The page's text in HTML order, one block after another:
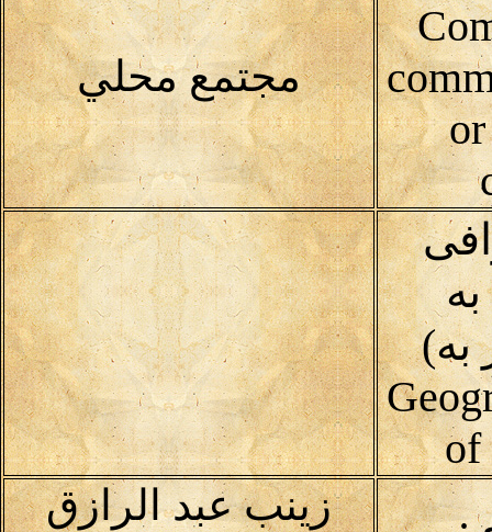
مجتمع محلي
به)
of
زينب عبد الرازق